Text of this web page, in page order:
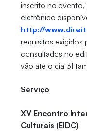
inscrito no
eletrônico
http://
requisitos exigidos
consultados no
vão até o dia 31
Serviço
XV Encontro
Culturais (EIDC)